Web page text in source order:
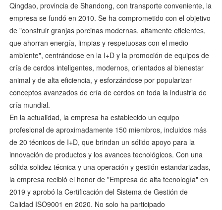
Qingdao, provincia de Shandong, con transporte conveniente, la
empresa se fundó en 2010. Se ha comprometido con el objetivo
de "construir granjas porcinas modernas, altamente eficientes,
que ahorran energía, limpias y respetuosas con el medio
ambiente", centrándose en la I+D y la promoción de equipos de
cría de cerdos inteligentes, modernos, orientados al bienestar
animal y de alta eficiencia, y esforzándose por popularizar
conceptos avanzados de cría de cerdos en toda la industria de
cría mundial.
En la actualidad, la empresa ha establecido un equipo
profesional de aproximadamente 150 miembros, incluidos más
de 20 técnicos de I+D, que brindan un sólido apoyo para la
innovación de productos y los avances tecnológicos. Con una
sólida solidez técnica y una operación y gestión estandarizadas,
la empresa recibió el honor de "Empresa de alta tecnología" en
2019 y aprobó la Certificación del Sistema de Gestión de
Calidad ISO9001 en 2020. No solo ha participado